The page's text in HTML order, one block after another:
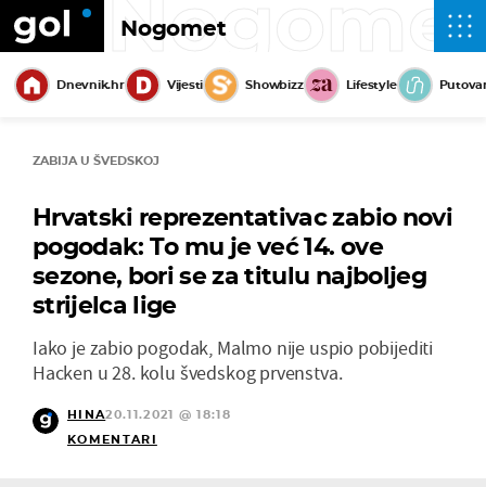
Nogomet
Dnevnik.hr Vijesti Showbizz Lifestyle
ZABIJA U ŠVEDSKOJ
Hrvatski reprezentativac zabio novi
pogodak: To mu je već 14. ove
sezone, bori se za titulu najboljeg
strijelca lige
Iako je zabio pogodak, Malmo nije uspio pobijediti
Hacken u 28. kolu švedskog prvenstva.
HINA20.11.2021 @ 18:18
KOMENTARI